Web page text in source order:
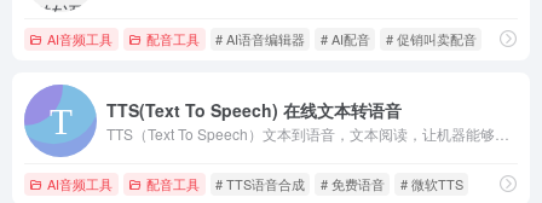
AI音频工具 配音工具 # AI语音编辑器 # AI配音 # 促销叫卖配音
TTS(Text To Speech) 在线文本转语音
AI音频工具 配音工具 # TTS语音合成 # 免费语音 # 微软TTS